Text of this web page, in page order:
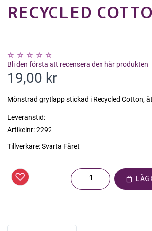
RECYCLED
Bli den första att recensera den här produkten
19,00 kr
Mönstrad grytlapp stickad i Recycled Cotton,
Leveranstid:
Artikelnr:2292
Tillverkare:Svarta Fåret